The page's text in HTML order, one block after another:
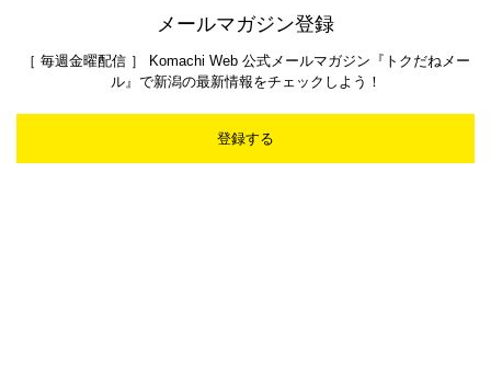
メールマガジン登録
［ 毎週金曜配信 ］ Komachi Web 公式メールマガジン『トクだねメー
ル』で新潟の最新情報をチェックしよう！
登録する